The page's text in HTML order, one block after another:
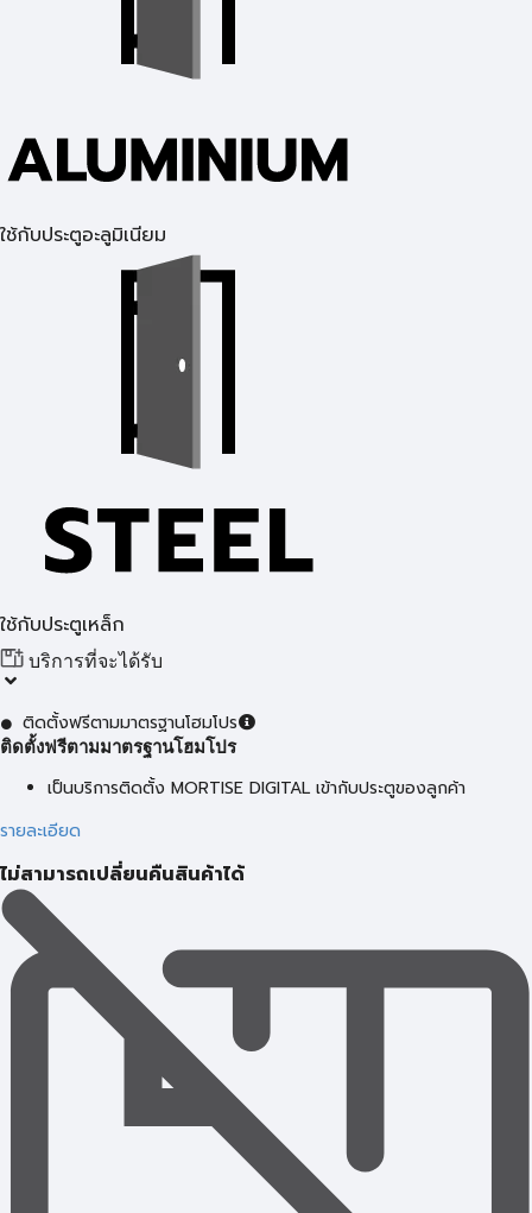
ใช้กับประตูอะลูมิเนียม
ใช้กับประตูเหล็ก
บริการที่จะได้รับ
ติดตั้งฟรีตามมาตรฐานโฮมโปร
ติดตั้งฟรีตามมาตรฐานโฮมโปร
เป็นบริการติดตั้ง MORTISE DIGITAL เข้ากับประตูของลูกค้า
รายละเอียด
ไม่สามารถเปลี่ยนคืนสินค้าได้